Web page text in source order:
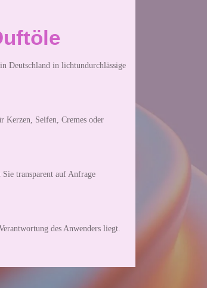
Deutschland in lichtundurchlässige
Kerzen, Seifen, Cremes oder
transparent auf Anfrage
des Anwenders liegt.